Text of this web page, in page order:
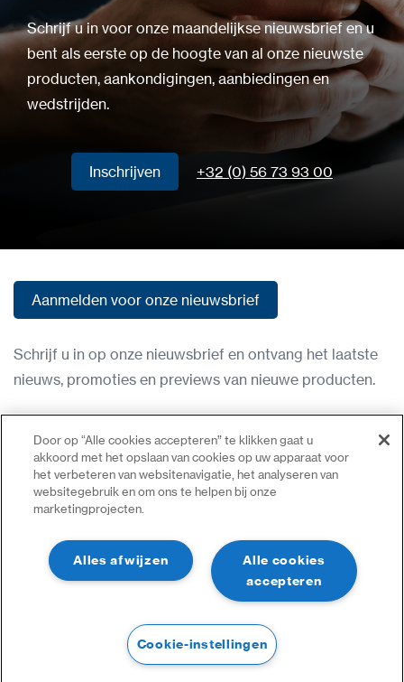
Schrijf u in voor onze maandelijkse nieuwsbrief en u
bent als eerste op de hoogte van al onze nieuwste
producten, aankondigingen, aanbiedingen en
wedstrijden.
Inschrijven +32 (0) 56 73 93 00
Aanmelden voor onze nieuwsbrief
Schrijf u in op onze nieuwsbrief en ontvang het laatste
nieuws, promoties en previews van nieuwe producten.
Gebruiksvoorwaarden
Privacybeleid
Neem contact op
Inloggen
Sitemap
©2023 Alle Rechten Voorbehouden | CDVI
Door op “Alle cookies accepteren” te klikken gaat u
akkoord met het opslaan van cookies op uw apparaat voor
het verbeteren van websitenavigatie, het analyseren van
websitegebruik en om ons te helpen bij onze
marketingprojecten.
Alle cookies
accepteren
Alles afwijzen
Cookie-instellingen